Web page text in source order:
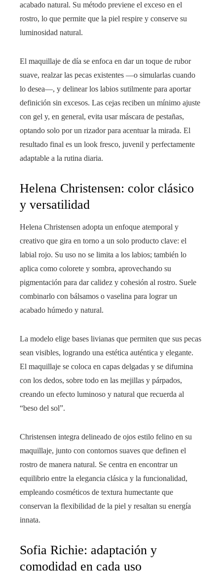
acabado natural. Su método previene el exceso en el
rostro, lo que permite que la piel respire y conserve su
luminosidad natural.
El maquillaje de día se enfoca en dar un toque de rubor
suave, realzar las pecas existentes —o simularlas cuando
lo desea—, y delinear los labios sutilmente para aportar
definición sin excesos. Las cejas reciben un mínimo ajuste
con gel y, en general, evita usar máscara de pestañas,
optando solo por un rizador para acentuar la mirada. El
resultado final es un look fresco, juvenil y perfectamente
adaptable a la rutina diaria.
Helena Christensen: color clásico
y versatilidad
Helena Christensen adopta un enfoque atemporal y
creativo que gira en torno a un solo producto clave: el
labial rojo. Su uso no se limita a los labios; también lo
aplica como colorete y sombra, aprovechando su
pigmentación para dar calidez y cohesión al rostro. Suele
combinarlo con bálsamos o vaselina para lograr un
acabado húmedo y natural.
La modelo elige bases livianas que permiten que sus pecas
sean visibles, logrando una estética auténtica y elegante.
El maquillaje se coloca en capas delgadas y se difumina
con los dedos, sobre todo en las mejillas y párpados,
creando un efecto luminoso y natural que recuerda al
“beso del sol”.
Christensen integra delineado de ojos estilo felino en su
maquillaje, junto con contornos suaves que definen el
rostro de manera natural. Se centra en encontrar un
equilibrio entre la elegancia clásica y la funcionalidad,
empleando cosméticos de textura humectante que
conservan la flexibilidad de la piel y resaltan su energía
innata.
Sofia Richie: adaptación y
comodidad en cada uso